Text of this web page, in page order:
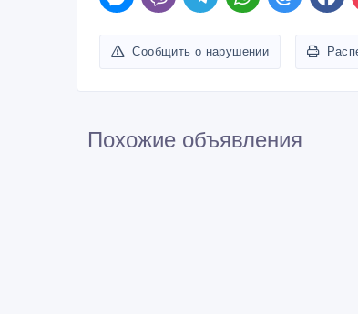
Сообщить о нарушении
Похожие объявления